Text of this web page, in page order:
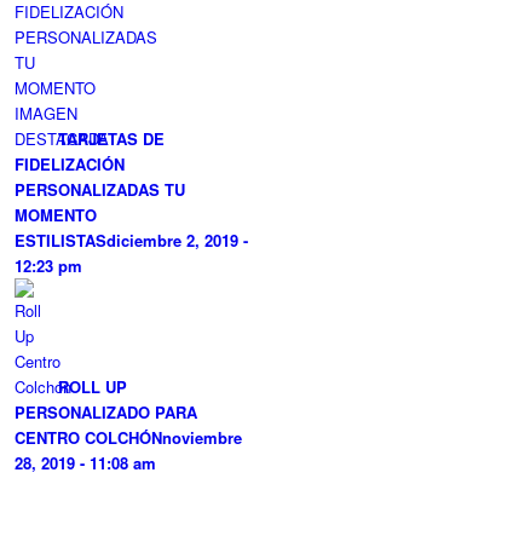
TARJETAS DE
FIDELIZACIÓN
PERSONALIZADAS TU
MOMENTO
ESTILISTASdiciembre 2, 2019 -
12:23 pm
ROLL UP
PERSONALIZADO PARA
CENTRO COLCHÓNnoviembre
28, 2019 - 11:08 am